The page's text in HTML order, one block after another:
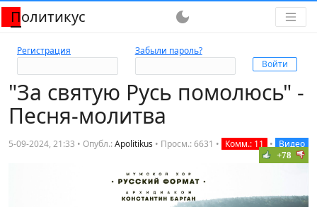
Политикус dark_mode
Регистрация Забыли пароль?
"За святую Русь помолюсь" -
Песня-молитва
5-09-2024, 21:33 • Опубл.:Apolitikus • Просм.: 6631 • Комм.: 11 • Видео
+78